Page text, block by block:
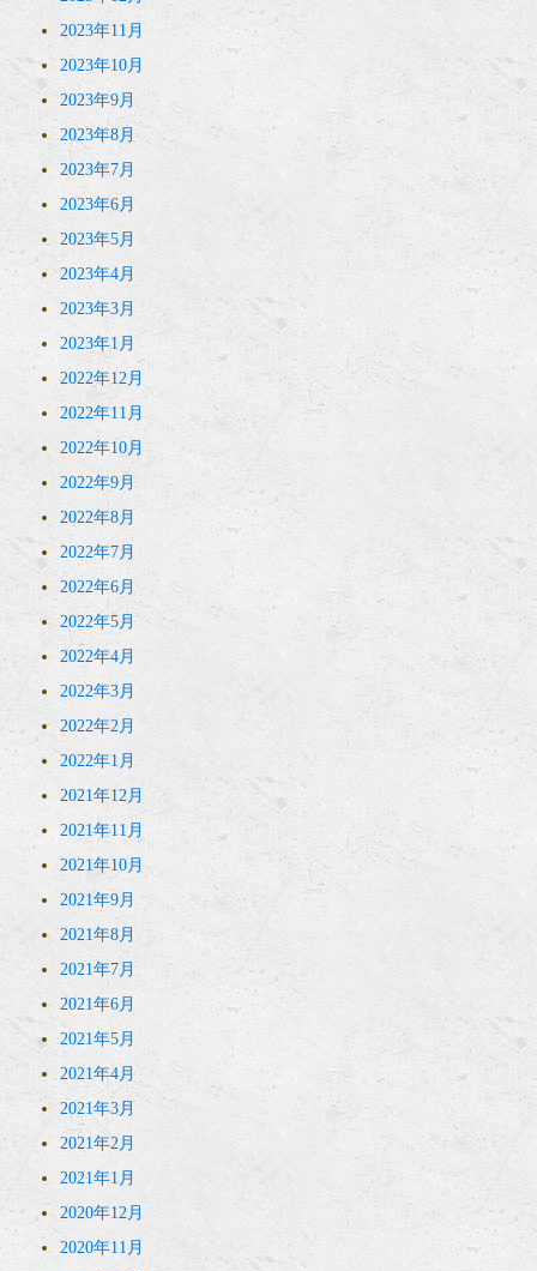
2023年11月
2023年10月
2023年9月
2023年8月
2023年7月
2023年6月
2023年5月
2023年4月
2023年3月
2023年1月
2022年12月
2022年11月
2022年10月
2022年9月
2022年8月
2022年7月
2022年6月
2022年5月
2022年4月
2022年3月
2022年2月
2022年1月
2021年12月
2021年11月
2021年10月
2021年9月
2021年8月
2021年7月
2021年6月
2021年5月
2021年4月
2021年3月
2021年2月
2021年1月
2020年12月
2020年11月